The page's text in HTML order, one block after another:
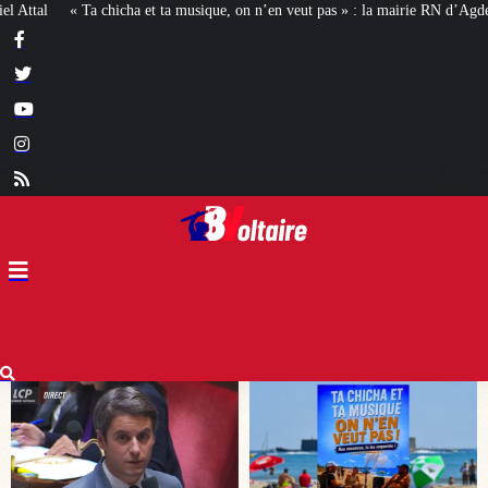
on n’en veut pas » : la mairie RN d’Agde face à la meute « antiraciste »